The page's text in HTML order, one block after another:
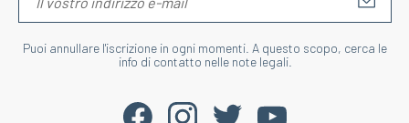
Puoi annullare l'iscrizione in ogni momenti. A questo scopo, cerca le
info di contatto nelle note legali.